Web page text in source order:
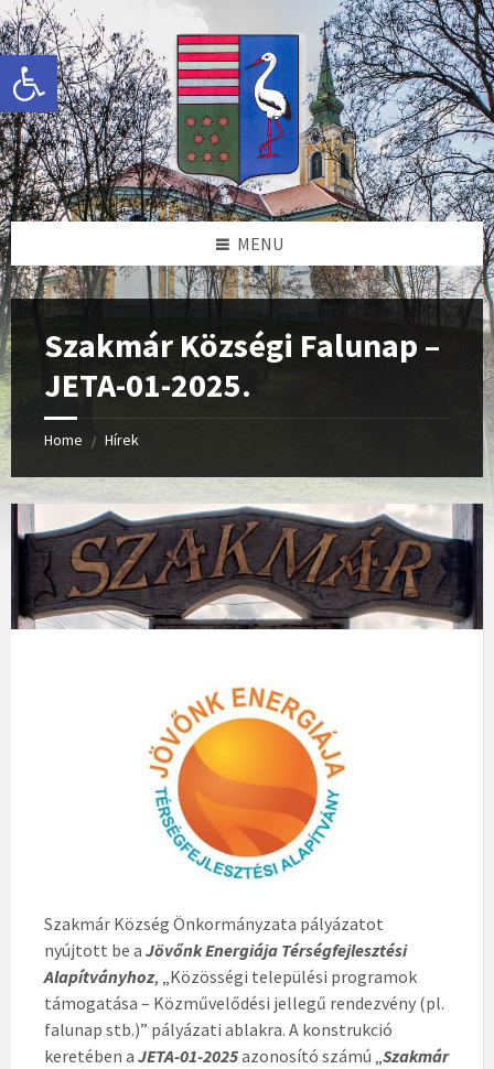
Eszköztár megnyitása
Skip
to
content
Skip
to
left
sidebar
Skip
to
right
sidebar
Skip
to
footer
MENU
Szakmár Községi Falunap –
JETA-01-2025.
Home / Hírek
Szakmár Község Önkormányzata pályázatot
nyújtott be a Jövőnk Energiája Térségfejlesztési
Alapítványhoz, „Közösségi települési programok
támogatása – Közművelődési jellegű rendezvény (pl.
falunap stb.)” pályázati ablakra. A konstrukció
keretében a JETA-01-2025azonosító számú „Szakmár